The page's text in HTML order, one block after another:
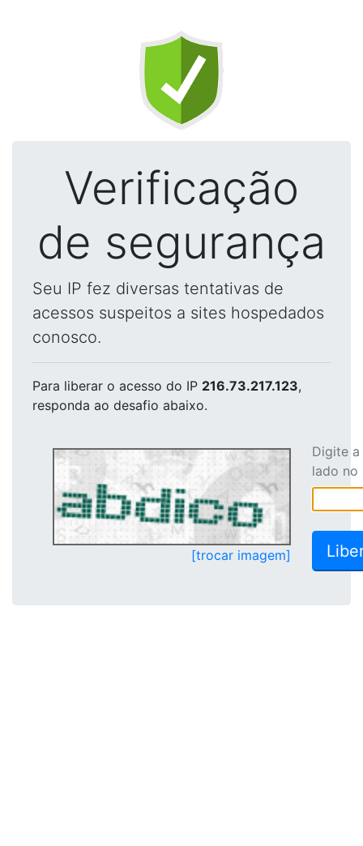
Verificação
de segurança
Seu IP fez diversas tentativas de
acessos suspeitos a sites hospedados
conosco.
Para liberar o acesso do IP 216.73.217.123,
responda ao desafio abaixo.
[trocar imagem]
Digite
lado no